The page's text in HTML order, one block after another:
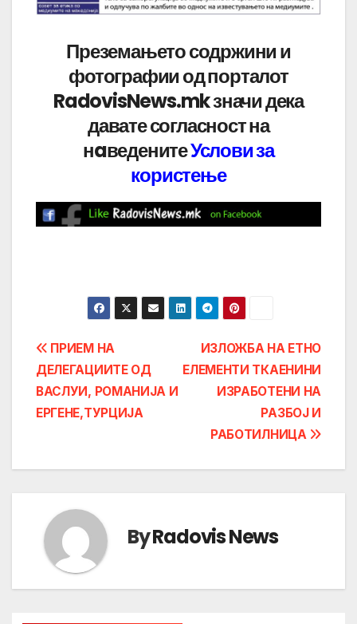
Преземањето содржини и
фотографии од порталот
RadovisNews.mk значи дека
давате согласност на
нaведенитеУслови за
користење
Post
navigation
ИЗЛОЖБА НА ЕТНО
ЕЛЕМЕНТИ ТКАЕНИНИ
ИЗРАБОТЕНИ НА
РАЗБОЈ И
РАБОТИЛНИЦА
ПРИЕМ НА
ДЕЛЕГАЦИИТЕ ОД
ВАСЛУИ, РОМАНИЈА И
ЕРГЕНЕ,ТУРЦИЈА
ByRadovis News